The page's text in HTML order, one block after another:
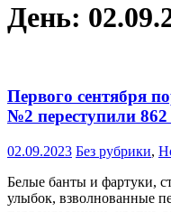
День:
Первого сентября
№2 переступили
02.09.2023 Без рубрики,
Белые банты и фартуки,
улыбок, взволнованные